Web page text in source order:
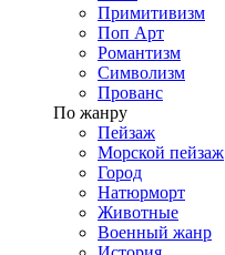
Примитивизм
Поп Арт
Романтизм
Символизм
Прованс
По жанру
Пейзаж
Морской пейзаж
Город
Натюрморт
Животные
Военный жанр